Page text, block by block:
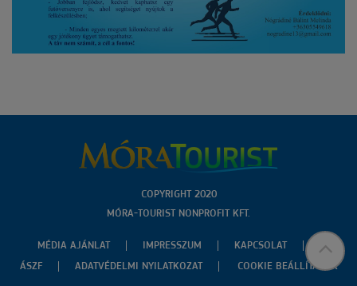
COPYRIGHT 2020
MÓRA-TOURIST NONPROFIT KFT.
MÉDIA AJÁNLAT IMPRESSZUM
KAPCSOLAT
ÁSZF
ADATVÉDELMI NYILATKOZAT COOKIE BEÁLLÍTÁSOK